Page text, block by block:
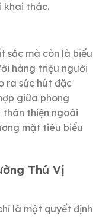
khai thác.
sắc mà còn là biểu
hàng triệu người
ra sức hút đặc
giữa phong
thân thiện ngoài
mặt tiêu biểu
Thú Vị
là một quyết định